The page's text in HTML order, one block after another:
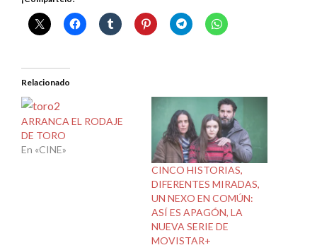
Relacionado
ARRANCA EL RODAJE
DE TORO
En «CINE»
CINCO HISTORIAS,
DIFERENTES MIRADAS,
UN NEXO EN COMÚN:
ASÍ ES APAGÓN, LA
NUEVA SERIE DE
MOVISTAR+